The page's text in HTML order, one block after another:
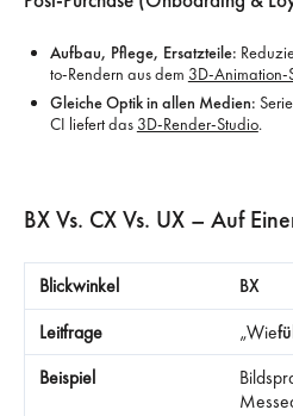
Aufbau, Pflege, Ersatzteile:
to-Rendern aus dem 3D-Animation-
Gleiche Optik in allen Medien:
CI liefert das 3D-Render-Studio.
BX Vs. CX Vs. UX – Auf
BX
„Wie